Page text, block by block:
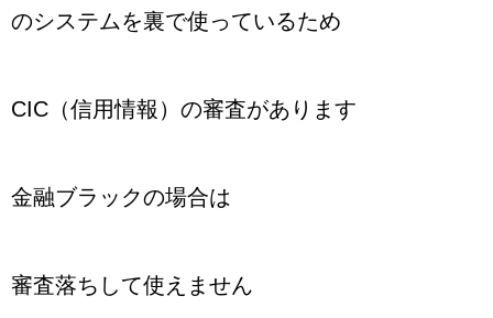
のシステムを裏で使っているため
CIC（信用情報）の審査があります
金融ブラックの場合は
審査落ちして使えません